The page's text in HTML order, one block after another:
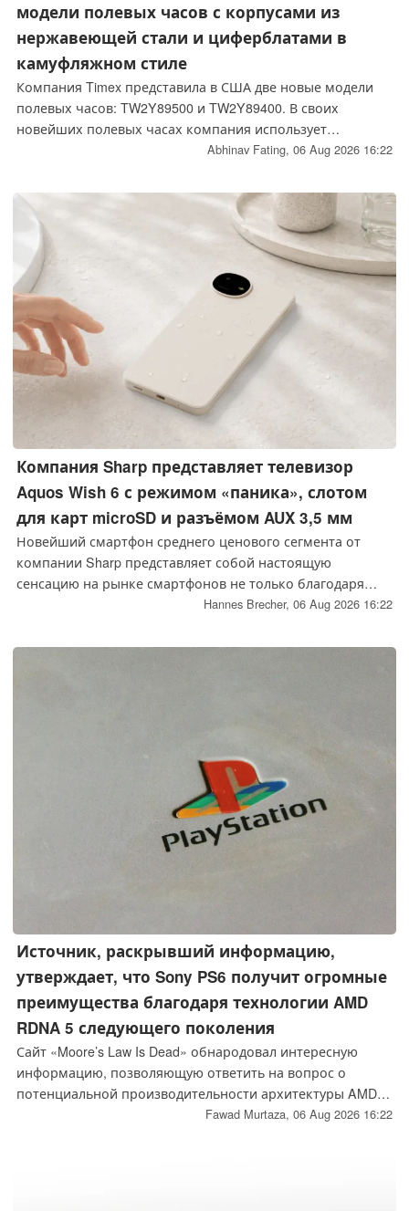
модели полевых часов с корпусами из
нержавеющей стали и циферблатами в
камуфляжном стиле
Компания Timex представила в США две новые модели
полевых часов: TW2Y89500 и TW2Y89400. В своих
новейших полевых часах компания использует
циферблаты с камуфляжным рисунком. Если говорить
циферблатом с камуфляжным рисунком, а вторая —
циферблатом с камуфляжным рисунком цвета «тан».
Abhinav Fating, 06 Aug 2026 16:22
Компания Sharp представляет телевизор
Aquos Wish 6 с режимом «паника», слотом
для карт microSD и разъёмом AUX 3,5 мм
Новейший смартфон среднего ценового сегмента от
компании Sharp представляет собой настоящую
сенсацию на рынке смартфонов не только благодаря
тому, что Sharp предлагает такие функции, как слот для
благодаря наличию в смартфоне режима экстренной
Hannes Brecher, 06 Aug 2026 16:22
Источник, раскрывший информацию,
утверждает, что Sony PS6 получит огромные
преимущества благодаря технологии AMD
RDNA 5 следующего поколения
Сайт «Moore’s Law Is Dead» обнародовал интересную
информацию, позволяющую ответить на вопрос о
потенциальной производительности архитектуры AMD
RDNA 5 следующего поколения, которая, как
Fawad Murtaza, 06 Aug 2026 16:22